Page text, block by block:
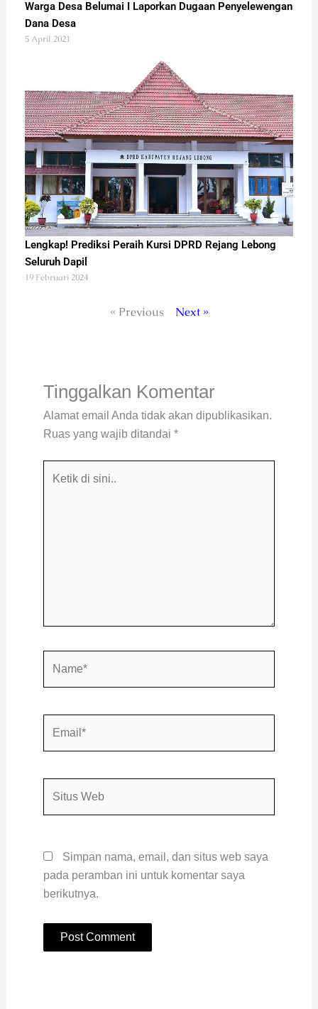
Warga Desa Belumai I Laporkan Dugaan Penyelewengan
Dana Desa
5 April 2021
Lengkap! Prediksi Peraih Kursi DPRD Rejang Lebong
Seluruh Dapil
19 Februari 2024
« Previous Next »
Tinggalkan Komentar
Alamat email Anda tidak akan dipublikasikan.
Ruas yang wajib ditandai *
Simpan nama, email, dan situs web saya
pada peramban ini untuk komentar saya
berikutnya.